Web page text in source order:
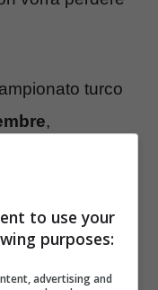
turco
,
della ripresa
club
sistemato
lo slancio per
to use your
purposes:
advertising and